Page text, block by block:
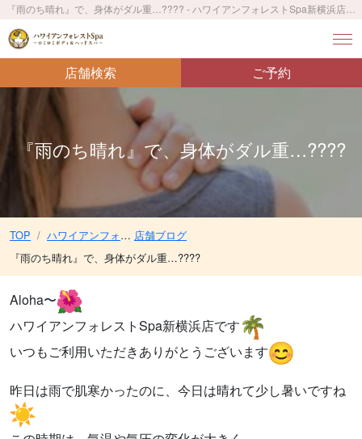
店舗検索 ご予約
『雨のち晴れ』で、身体がダル重…????
TOP ハワイアンフォレストSpa新横浜店〜ロミロミボディ＆ヘッドスパ〜／新横浜駅 徒歩4分
店舗ブログ
『雨のち晴れ』で、身体がダル重…????
Aloha〜
ハワイアンフォレストSpa新横浜店です
いつもご利用いただきありがとうございます
昨日は雨で肌寒かったのに、今日は晴れて少し暑いですね